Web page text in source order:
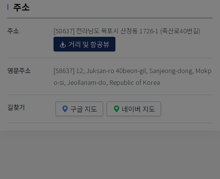
주소
주소 [58637] 전라남도 목포시 산정동 1726-1 (죽산로40번길)
거리 및 항공뷰
영문주소
[58637] 12, Juksan-ro 40beon-gil, Sanjeong-dong, Mokp
o-si, Jeollanam-do, Republic of Korea
길찾기 구글 지도 네이버 지도